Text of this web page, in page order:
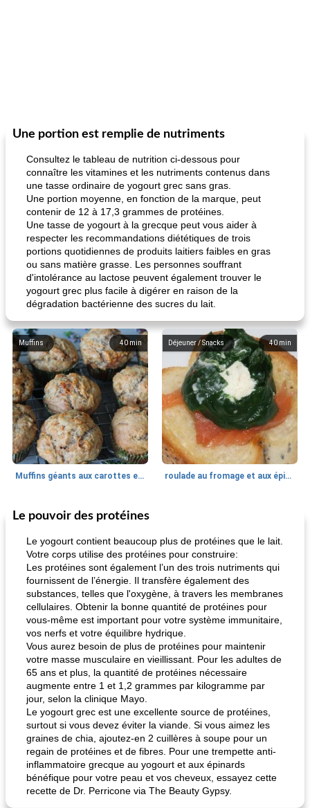
Une portion est remplie de nutriments
Consultez le tableau de nutrition ci-dessous pour
connaître les vitamines et les nutriments contenus dans
une tasse ordinaire de yogourt grec sans gras.
Une portion moyenne, en fonction de la marque, peut
contenir de 12 à 17,3 grammes de protéines.
Une tasse de yogourt à la grecque peut vous aider à
respecter les recommandations diététiques de trois
portions quotidiennes de produits laitiers faibles en gras
ou sans matière grasse. Les personnes souffrant
d'intolérance au lactose peuvent également trouver le
yogourt grec plus facile à digérer en raison de la
dégradation bactérienne des sucres du lait.
40 min
Muffins
Muffins géants aux carottes et à la banane de Nif
40 min
Déjeuner / Snacks
roulade au fromage et aux épinards
30min
Marques de confiance: recettes et
astuces
fiesta tostadas le méga's jopp joes
Le pouvoir des protéines
Le yogourt contient beaucoup plus de protéines que le lait.
Votre corps utilise des protéines pour construire:
Les protéines sont également l’un des trois nutriments qui
fournissent de l’énergie. Il transfère également des
substances, telles que l'oxygène, à travers les membranes
cellulaires. Obtenir la bonne quantité de protéines pour
vous-même est important pour votre système immunitaire,
vos nerfs et votre équilibre hydrique.
Vous aurez besoin de plus de protéines pour maintenir
votre masse musculaire en vieillissant. Pour les adultes de
65 ans et plus, la quantité de protéines nécessaire
augmente entre 1 et 1,2 grammes par kilogramme par
jour, selon la clinique Mayo.
Le yogourt grec est une excellente source de protéines,
surtout si vous devez éviter la viande. Si vous aimez les
graines de chia, ajoutez-en 2 cuillères à soupe pour un
regain de protéines et de fibres. Pour une trempette anti-
inflammatoire grecque au yogourt et aux épinards
bénéfique pour votre peau et vos cheveux, essayez cette
recette de Dr. Perricone via The Beauty Gypsy.